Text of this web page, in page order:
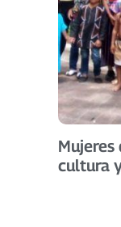
Mujeres
cultura